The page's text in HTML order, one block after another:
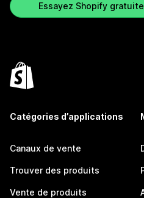
Essayez Shopify
Catégories d’applications
Canaux de vente
Trouver des produits
Vente de produits